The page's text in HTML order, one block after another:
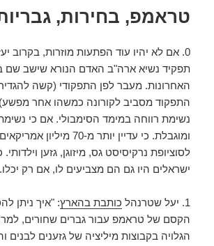
טראמפ, בחירות,
0. אם לא יהיו עוד הפתעות מוזרות, בקרוב
תפקיד נשיא ארה"ב האדם הנורא שישב שם
האחרונות. מעבר לפן התפקודי (קשה
התפקוד מסביב לקורונה כמשהו אחר
נשימת רווחה במימד הסימבולי. אם כי
ומוגבלת. כי עדיין יותר מ-70
לסוציופת נרקיסיסט גס, מיזוגן, גזען וילדותי.
ישראלים היו גם הם מצביעים לו, אם רק יכלו.
1. יעל שטרנהל כותבת בהארץ: "איך ניתן
הקסם של טראמפ עבור גברים שחורים,
הגלויה בקבוצות מיליציה של גזענים לבנים